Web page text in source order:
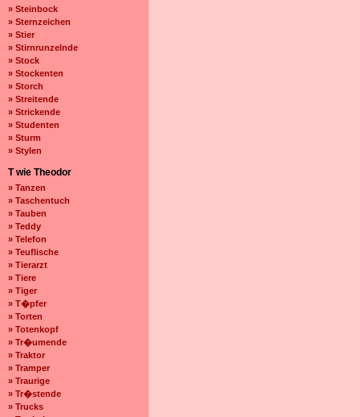
» Steinbock
» Sternzeichen
» Stier
» Stirnrunzelnde
» Stock
» Stockenten
» Storch
» Streitende
» Strickende
» Studenten
» Sturm
» Stylen
T wie Theodor
» Tanzen
» Taschentuch
» Tauben
» Teddy
» Telefon
» Teuflische
» Tierarzt
» Tiere
» Tiger
» T�pfer
» Torten
» Totenkopf
» Tr�umende
» Traktor
» Tramper
» Traurige
» Tr�stende
» Trucks